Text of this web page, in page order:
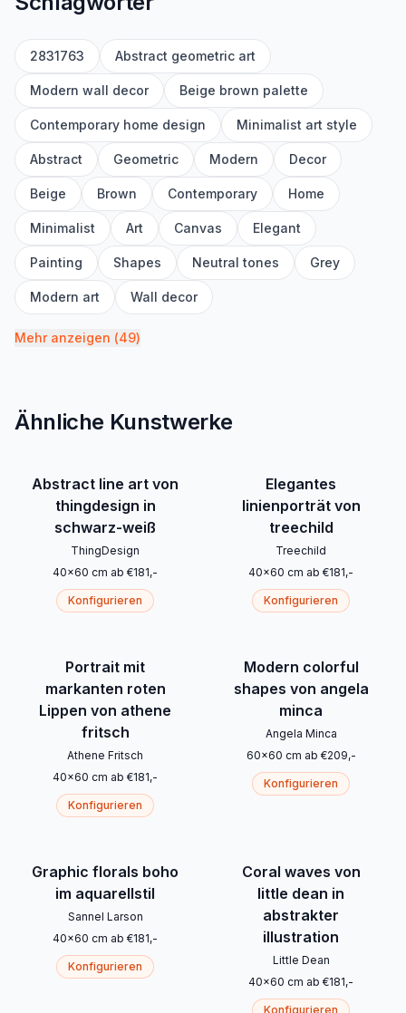
2831763 Abstract geometric art
Modern wall decor Beige brown palette
Contemporary home design Minimalist art style
Abstract Geometric Modern Decor
Beige Brown Contemporary Home
Minimalist Art Canvas Elegant
Painting Shapes Neutral tones Grey
Modern art Wall decor
Mehr anzeigen (49)
Ähnliche Kunstwerke
Abstract line art von
thingdesign in
schwarz-weiß
ThingDesign
40x60 cm ab €181,-
Konfigurieren
Elegantes
linienporträt von
treechild
Treechild
40x60 cm ab €181,-
Konfigurieren
Portrait mit
markanten roten
Lippen von athene
fritsch
Athene Fritsch
40x60 cm ab €181,-
Konfigurieren
Modern colorful
shapes von angela
minca
Angela Minca
60x60 cm ab €209,-
Konfigurieren
Graphic florals boho
im aquarellstil
Sannel Larson
40x60 cm ab €181,-
Konfigurieren
Coral waves von
little dean in
abstrakter
illustration
Little Dean
40x60 cm ab €181,-
Konfigurieren